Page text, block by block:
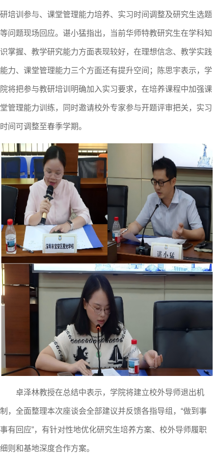
研培训参与、课堂管理能力培养、实习时间调整及研究生选题
等问题现场回应。谌小猛指出，当前华师特教研究生在学科知
识掌握、教学研究能力方面表现较好，在理想信念、教学实践
能力、课堂管理能力三个方面还有提升空间；陈思宇表示，学
院将把参与教研培训明确加入实习要求，在培养课程中加强课
堂管理能力训练，同时邀请校外专家参与开题评审把关，实习
时间可调整至春季学期。
卓泽林教授在总结中表示，学院将建立校外导师退出机
制，全面整理本次座谈会全部建议并反馈各指导组， “做到事
事有回应”，有针对性地优化研究生培养方案、校外导师履职
细则和基地深度合作方案。